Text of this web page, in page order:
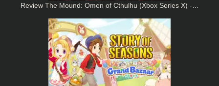
Review The Mound: Omen of Cthulhu (Xbox Series X) -…